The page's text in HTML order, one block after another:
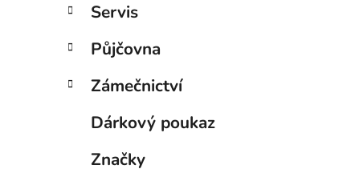
Servis
Půjčovna
Zámečnictví
Dárkový poukaz
Značky